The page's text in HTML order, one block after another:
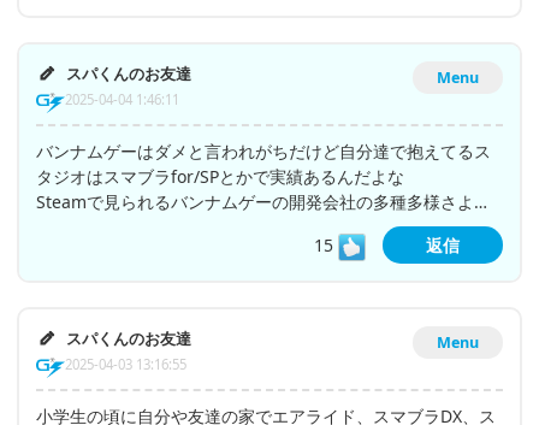
Menu
スパくんのお友達
2025-04-04 1:46:11
バンナムゲーはダメと言われがちだけど自分達で抱えてるス
タジオはスマブラfor/SPとかで実績あるんだよな
Steamで見られるバンナムゲーの開発会社の多種多様さよ…
15
返信
Menu
スパくんのお友達
2025-04-03 13:16:55
小学生の頃に自分や友達の家でエアライド、スマブラDX、ス